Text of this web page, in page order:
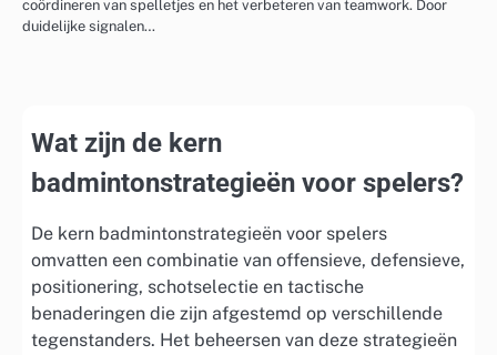
coördineren van spelletjes en het verbeteren van teamwork. Door
duidelijke signalen…
Wat zijn de kern
badmintonstrategieën voor spelers?
De kern badmintonstrategieën voor spelers
omvatten een combinatie van offensieve, defensieve,
positionering, schotselectie en tactische
benaderingen die zijn afgestemd op verschillende
tegenstanders. Het beheersen van deze strategieën